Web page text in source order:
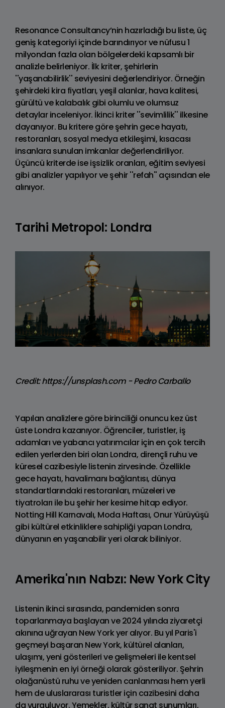
Resonance Consultancy’nin hazırladığı bu liste, üç
geniş kategoriyi içinde barındırıyor ve nüfusu 1
milyondan fazla olan bölgelerdeki kapsamlı bir
analizle belirleniyor. İlk kriter, şehirlerin
''yaşanabilirlik'' seviyesini değerlendiriyor. Örneğin
şehirdeki kira fiyatları, yeşil alanlar, hava kalitesi,
gürültü ve kalabalık gibi olumlu ve olumsuz
detaylar inceleniyor. İkinci kriter ''sevimlilik'' ilkesine
dayanıyor. Bu kritere göre şehrin gece hayatı,
restoranları, sosyal medya etkileşimi, kısacası
insanlara sunulan imkanlar değerlendiriliyor.
Üçüncü kriterde ise işsizlik oranları, eğitim seviyesi
gibi analizler yapılıyor ve şehir ''refah'' açısından ele
alınıyor.
Tarihi Metropol: Londra
Credit: https://unsplash.com - Pedro Carballo
Yapılan analizlere göre birinciliği onuncu kez üst
üste Londra kazanıyor. Öğrenciler, turistler, iş
adamları ve yabancı yatırımcılar için en çok tercih
edilen yerlerden biri olan Londra, dirençli ruhu ve
küresel cazibesiyle listenin zirvesinde. Özellikle
gece hayatı, havalimanı bağlantısı, dünya
standartlarındaki restoranları, müzeleri ve
tiyatroları ile bu şehir her kesime hitap ediyor.
Notting Hill Karnavalı, Moda Haftası, Onur Yürüyüşü
gibi kültürel etkinliklere sahipliği yapan Londra,
dünyanın en yaşanabilir yeri olarak biliniyor.
Amerika'nın Nabzı: New York City
Listenin ikinci sırasında, pandemiden sonra
toparlanmaya başlayan ve 2024 yılında ziyaretçi
akınına uğrayan New York yer alıyor. Bu yıl Paris'i
geçmeyi başaran New York, kültürel alanları,
ulaşımı, yeni gösterileri ve gelişmeleri ile kentsel
iyileşmenin en iyi örneği olarak gösteriliyor. Şehrin
olağanüstü ruhu ve yeniden canlanması hem yerli
hem de uluslararası turistler için cazibesini daha
da vurguluyor. Yemekler, kültür sanat sunumları,